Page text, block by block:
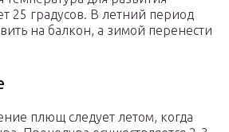
25 градусов. В летний период
на балкон, а зимой перенести
плющ следует летом, когда